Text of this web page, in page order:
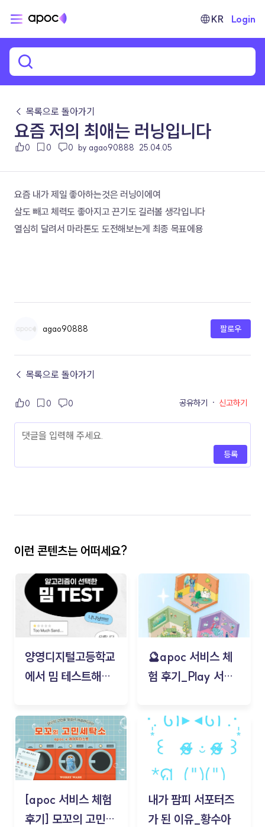
KR Login
← 목록으로 돌아가기
요즘 저의 최애는 러닝입니다
0 0 0 by agao90888 25.04.05
요즘 내가 제일 좋아하는것은 러닝이에여
살도 빼고 체력도 좋아지고 끈기도 길러볼 생각입니다
열심히 달려서 마라톤도 도전해보는게 최종 목표에용
agao90888 팔로우
← 목록으로 돌아가기
0 0 0 공유하기 · 신고하기
등록
이런 콘텐츠는 어떠세요?
양영디지털고등학교
에서 밈 테스트해보
🔮apoc 서비스 체
험 후기_Play 서비
김태현
[apoc 서비스 체험
후기] 모꼬의 고민세
내가 팜피 서포터즈
가 된 이유_황수아